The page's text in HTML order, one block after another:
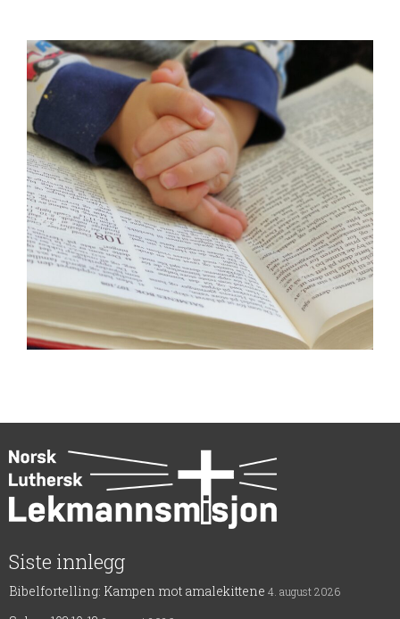
Siste innlegg
Bibelfortelling: Kampen mot amalekittene 4. august 2026